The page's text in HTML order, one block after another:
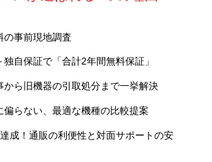
の事前現地調査
独自保証で「合計2年間無料保証」
から旧機器の引取処分まで一挙解決
偏らない、最適な機種の比較提案
成！通販の利便性と対面サポートの安